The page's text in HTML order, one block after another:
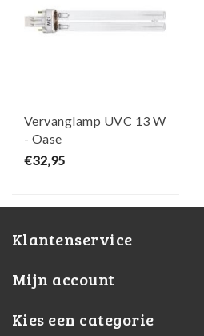
Vervanglamp UVC 13 W
- Oase
€32,95
Klantenservice
Mijn account
Kies een categorie